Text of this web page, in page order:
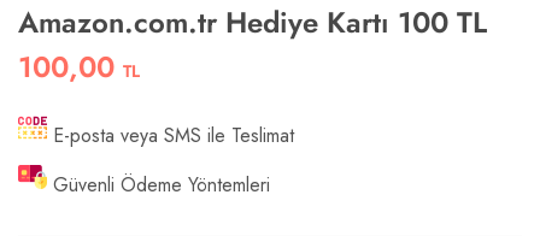
Amazon.com.tr Hediye Kartı 100 TL
100,00 TL
E-posta veya SMS ile Teslimat
Güvenli Ödeme Yöntemleri